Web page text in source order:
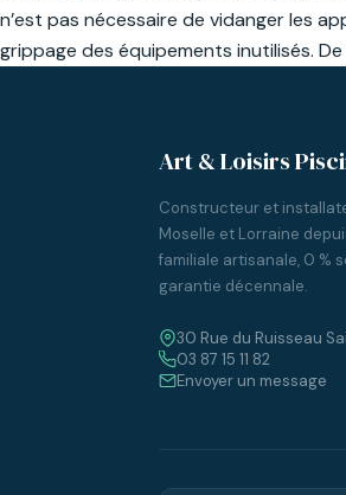
n’est pas nécessaire de vidanger les
grippage des équipements inutilisés.
Art & Loisirs
Constructeur et
Moselle et Lorraine
familiale artisanale, 0 %
garantie décennale.
30 Rue du Ruisseau
03 87 15 11 82
Envoyer un message